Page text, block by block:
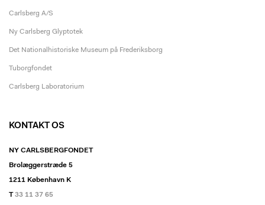
Carlsberg A/S
Ny Carlsberg Glyptotek
Det Nationalhistoriske Museum på Frederiksborg
Tuborgfondet
Carlsberg Laboratorium
KONTAKT OS
NY CARLSBERGFONDET
Brolæggerstræde 5
1211 København K
T 33 11 37 65